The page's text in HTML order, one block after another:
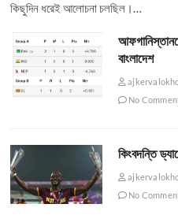
কিছুদিন ধরেই আলোচনা চলছিল।…
বাংলাদেশ
No
কিংবদন্তি
No